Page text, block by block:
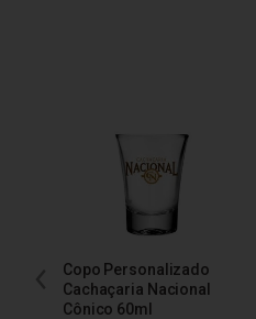
Copo Personalizado
Cachaçaria Nacional
Cônico 60ml